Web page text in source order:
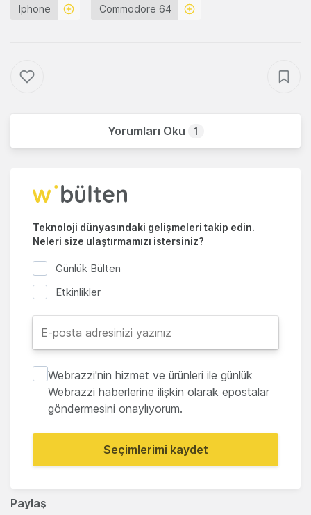
Paylaş
Iphone Commodore 64
Yorumları Oku 1
Teknoloji dünyasındaki gelişmeleri takip edin.
Neleri size ulaştırmamızı istersiniz?
Günlük Bülten
Etkinlikler
Webrazzi'nin hizmet ve ürünleri ile günlük
Webrazzi haberlerine ilişkin olarak epostalar
göndermesini onaylıyorum.
Seçimlerimi kaydet